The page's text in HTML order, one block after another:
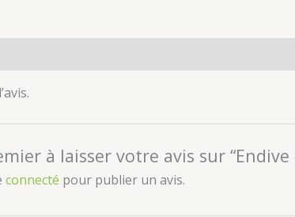
à laisser votre avis sur “Endive
connecté pour publier un avis.